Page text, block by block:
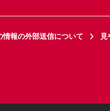
報の外部送信について
見